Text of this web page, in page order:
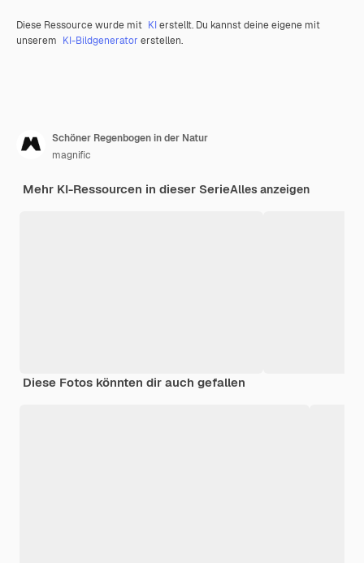
Diese Ressource wurde mit KIerstellt. Du kannst deine eigene mit
unserem KI-Bildgenerator erstellen.
Schöner Regenbogen in der Natur
magnific
Mehr KI-Ressourcen in dieser SerieAlles anzeigen
Diese Fotos könnten dir auch gefallen